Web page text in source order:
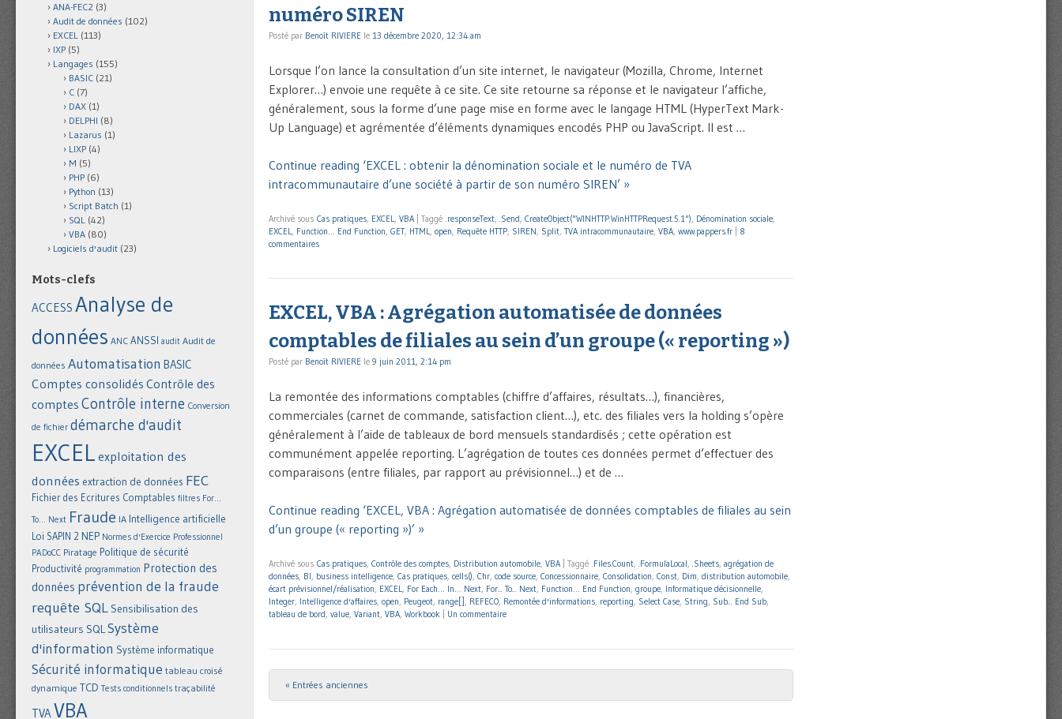
numéro SIREN
Posté par Benoît RIVIERE le 13 décembre 2020, 12:34 am
Lorsque l’on lance la consultation d’un site internet, le navigateur (Mozilla, Chrome, Internet
Explorer…) envoie une requête à ce site. Ce site retourne sa réponse et le navigateur l’affiche,
généralement, sous la forme d’une page mise en forme avec le langage HTML (HyperText Mark-
Up Language) et agrémentée d’éléments dynamiques encodés PHP ou JavaScript. Il est …
Continue reading ‘EXCEL : obtenir la dénomination sociale et le numéro de TVA
intracommunautaire d’une société à partir de son numéro SIREN’ »
Archivé sous Cas pratiques EXCEL VBA Taggé .responseText .Send CreateObject("WINHTTP.WinHTTPRequest.5.1") Dénomination sociale
EXCEL
Function… End Function GET HTML open Requête HTTP SIREN Split TVA intracommunautaire VBA www.pappers.fr
8
commentaires
EXCEL, VBA : Agrégation automatisée de données
comptables de filiales au sein d’un groupe (« reporting »)
Posté par Benoît RIVIERE le 9 juin 2011, 2:14 pm
La remontée des informations comptables (chiffre d’affaires, résultats…), financières,
commerciales (carnet de commande, satisfaction client…), etc. des filiales vers la holding s’opère
généralement à l’aide de tableaux de bord mensuels standardisés ; cette opération est
communément appelée reporting. L’agrégation de toutes ces données permet d’effectuer des
comparaisons (entre filiales, par rapport au prévisionnel…) et de …
Continue reading ‘EXCEL, VBA : Agrégation automatisée de données comptables de filiales au sein
d’un groupe (« reporting »)’ »
Archivé sous Cas pratiques, Contrôle des comptes, Distribution automobile, VBA Taggé .Files.Count, .FormulaLocal, .Sheets, agrégation de
données, BI, business intelligence, Cas pratiques, cells(), Chr, code source, Concessionnaire, Consolidation, Const, Dim, distribution automobile,
écart prévisionnel/réalisation, EXCEL, For Each… In… Next, For... To... Next, Function… End Function, groupe, Informatique décisionnelle,
Integer, Intelligence d'affaires, open, Peugeot, range[] , REFECO, Remontée d'informations, reporting, Select Case, String, Sub... End Sub,
tableau de bord, value, Variant, VBA, Workbook Un commentaire
Post navigation
« Entrées anciennes
ANA-FEC2 (3)
Audit de données (102)
EXCEL (113)
IXP (5)
Langages (155)
BASIC (21)
C (7)
DAX (1)
DELPHI (8)
Lazarus (1)
LIXP (4)
M (5)
PHP (6)
Python (13)
Script Batch (1)
SQL (42)
VBA (80)
Logiciels d'audit (23)
Mots-clefs
ACCESS Analyse de
données ANC ANSSI audit Audit de
données Automatisation BASIC
Comptes consolidés Contrôle des
comptes Contrôle interne Conversion
de fichier démarche d'audit
EXCEL exploitation des
données extraction de données FEC
Fichier des Ecritures Comptables filtres For...
To... Next Fraude IA Intelligence artificielle
Loi SAPIN 2 NEP Normes d'Exercice Professionnel
PADoCC Piratage Politique de sécurité
Productivité programmation Protection des
données prévention de la fraude
requête SQL Sensibilisation des
utilisateurs SQLSystème
d'information Système informatique
Sécurité informatique tableau croisé
dynamique TCD Tests conditionnels traçabilité
TVAVBA